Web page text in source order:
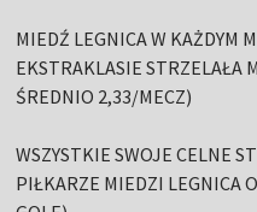
MIEDŹ LEGNICA W KAŻDYM
EKSTRAKLASIE STRZELAŁA
ŚREDNIO 2,33/MECZ)
WSZYSTKIE SWOJE CELNE
PIŁKARZE MIEDZI LEGNICA